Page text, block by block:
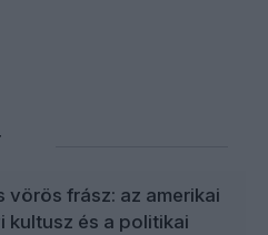
vörös frász: az amerikai
kultusz és a politikai